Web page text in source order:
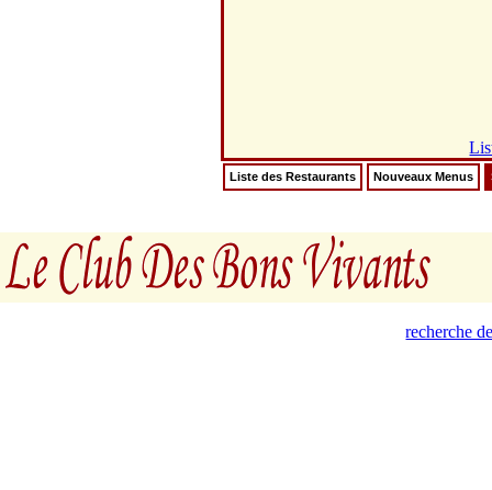
Liste des Restaurants Nouveaux Menus
recherche